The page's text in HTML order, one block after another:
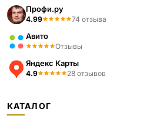
Профи.ру
4.99 74 отзыва
Авито
Отзывы
Яндекс Карты
4.9 28 отзывов
КАТАЛОГ